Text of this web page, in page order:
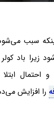
سبب
زیرا باد
احتمال
را افزایش